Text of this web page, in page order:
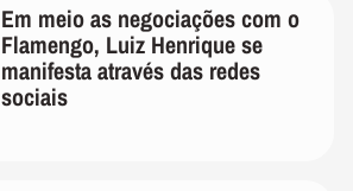
Em meio as negociações com o
Flamengo, Luiz Henrique se
manifesta através das redes
sociais